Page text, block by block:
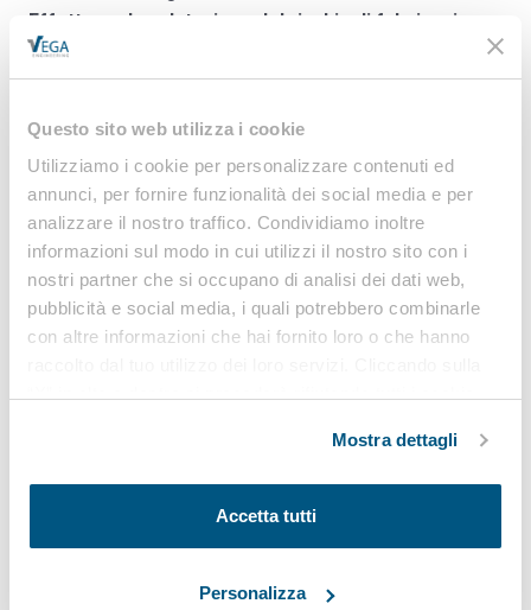
Questo sito web utilizza i cookie
Utilizziamo i cookie per personalizzare contenuti ed
annunci, per fornire funzionalità dei social media e per
analizzare il nostro traffico. Condividiamo inoltre
informazioni sul modo in cui utilizzi il nostro sito con i
nostri partner che si occupano di analisi dei dati web,
pubblicità e social media, i quali potrebbero combinarle
con altre informazioni che hai fornito loro o che hanno
Mostra dettagli
Accetta tutti
Personalizza
Effettuare la valutazione del rischio di fulminazione
per strutture e impianti, applicando i criteri della norma
CEI
81-10.
dell’analisi del rischio fulmini all’interno del
Valutazione dei Rischi (DVR).
–Consigliare e progettare le misure di protezione
necessarie quando il rischio calcolato supera il valore
tollerabile (RT), garantendo la sicurezza delle strutture e dei
lavoratori.
Compila il modulo in fondo alla paginaper scoprire come
fulminazionee nella corretta applicazione dellemisure di
Valutazione del Rischio Fulminazione e le